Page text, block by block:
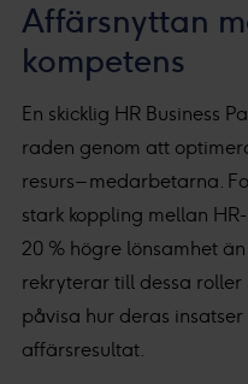
Affärsnyttan
kompetens
En skicklig HR Business
raden genom att
resurs – medarbetarna.
stark koppling mellan
20 % högre lönsamhet
rekryterar till dessa roller
påvisa hur deras
affärsresultat.